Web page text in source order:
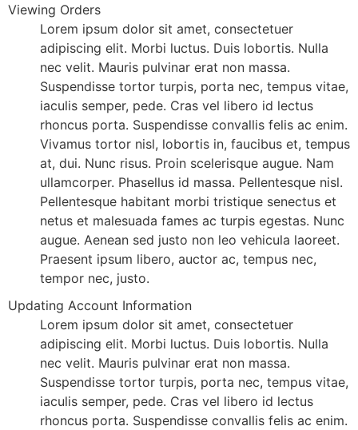
Viewing Orders
Lorem ipsum dolor sit amet, consectetuer
adipiscing elit. Morbi luctus. Duis lobortis. Nulla
nec velit. Mauris pulvinar erat non massa.
Suspendisse tortor turpis, porta nec, tempus vitae,
iaculis semper, pede. Cras vel libero id lectus
rhoncus porta. Suspendisse convallis felis ac enim.
Vivamus tortor nisl, lobortis in, faucibus et, tempus
at, dui. Nunc risus. Proin scelerisque augue. Nam
ullamcorper. Phasellus id massa. Pellentesque nisl.
Pellentesque habitant morbi tristique senectus et
netus et malesuada fames ac turpis egestas. Nunc
augue. Aenean sed justo non leo vehicula laoreet.
Praesent ipsum libero, auctor ac, tempus nec,
tempor nec, justo.
Updating Account Information
Lorem ipsum dolor sit amet, consectetuer
adipiscing elit. Morbi luctus. Duis lobortis. Nulla
nec velit. Mauris pulvinar erat non massa.
Suspendisse tortor turpis, porta nec, tempus vitae,
iaculis semper, pede. Cras vel libero id lectus
rhoncus porta. Suspendisse convallis felis ac enim.